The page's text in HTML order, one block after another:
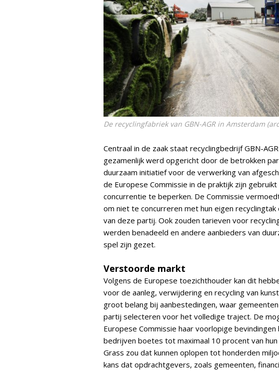
De recyclingfabriek van GBN-AGR in Amsterdam
Centraal in de zaak staat recyclingbedrijf GBN-
gezamenlijk werd opgericht door de betrokken
duurzaam initiatief voor de verwerking van
de Europese Commissie in de praktijk zijn
concurrentie te beperken. De Commissie
om niet te concurreren met hun eigen
van deze partij. Ook zouden tarieven voor
werden benadeeld en andere aanbieders van
spel zijn gezet.
Verstoorde markt
Volgens de Europese toezichthouder kan dit
voor de aanleg, verwijdering en recycling van
groot belang bij aanbestedingen, waar
partij selecteren voor het volledige traject. De
Europese Commissie haar voorlopige
bedrijven boetes tot maximaal 10 procent van
Grass zou dat kunnen oplopen tot honderden
kans dat opdrachtgevers, zoals gemeenten,